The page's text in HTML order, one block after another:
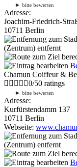
► bitte bewerten
Adresse:
Joachim-Friedrich-
10711 Berlin
(Zentrum) entfernt
Chamun Coiffeur &
0/50 ratings
► bitte bewerten
Adresse:
Kurfürstendamm 137
10711 Berlin
Webseite:
(Zentrum) entfernt